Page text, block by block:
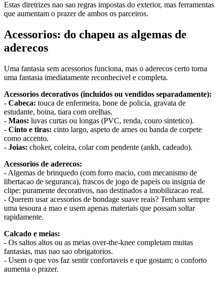
Estas diretrizes nao sao regras impostas do exterior, mas ferramentas
que aumentam o prazer de ambos os parceiros.
Acessorios: do chapeu as algemas de
aderecos
Uma fantasia sem acessorios funciona, mas o aderecos certo torna
uma fantasia imediatamente reconhecivel e completa.
Acessorios decorativos (incluidos ou vendidos separadamente):
- Cabeca: touca de enfermeira, bone de policia, gravata de
estudante, boina, tiara com orelhas.
- Maos: luvas curtas ou longas (PVC, renda, couro sintetico).
- Cinto e tiras: cinto largo, aspeto de arnes ou banda de corpete
como accento.
- Joias: choker, coleira, colar com pendente (ankh, cadeado).
Acessorios de aderecos:
- Algemas de brinquedo (com forro macio, com mecanismo de
libertacao de seguranca), frascos de jogo de papeis ou insignia de
clipe: puramente decorativos, nao destinados a imobilizacao real.
- Querem usar acessorios de bondage suave reais? Tenham sempre
uma tesoura a mao e usem apenas materiais que possam soltar
rapidamente.
Calcado e meias:
- Os saltos altos ou as meias over-the-knee completam muitas
fantasias, mas nao sao obrigatorios.
- Usem o que vos faz sentir confortaveis e que gostam; o conforto
aumenta o prazer.